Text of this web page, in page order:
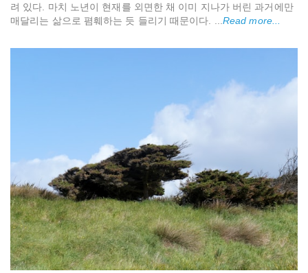
려 있다. 마치 노년이 현재를 외면한 채 이미 지나가 버린 과거에만
매달리는 삶으로 폄훼하는 듯 들리기 때문이다. ... Read more...